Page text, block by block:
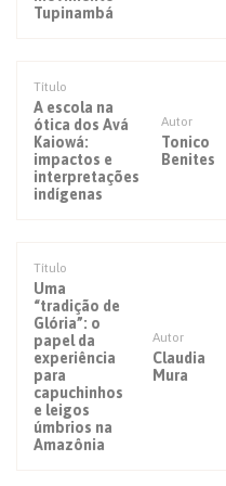
Tupinambá
Título
A escola na
ótica dos Avá
Kaiowá:
impactos e
interpretações
indígenas
Autor
Tonico
Benites
Título
Uma
“tradição de
Glória”: o
papel da
experiência
para
capuchinhos
e leigos
úmbrios na
Amazônia
Autor
Claudia
Mura